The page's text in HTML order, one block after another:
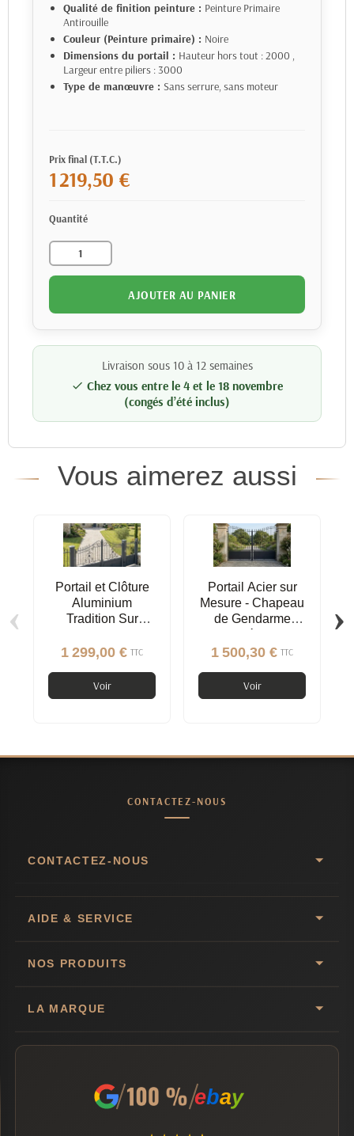
Qualité de finition peinture : Peinture Primaire
Antirouille
Couleur (Peinture primaire) : Noire
Dimensions du portail : Hauteur hors tout : 2000 ,
Largeur entre piliers : 3000
Type de manœuvre : Sans serrure, sans moteur
Prix final (T.T.C.)
1 219,50 €
Quantité
AJOUTER AU PANIER
Livraison sous 10 à 12 semaines
 Chez vous entre le 4 et le 18 novembre
(congés d’été inclus)
Vous aimerez aussi
Portail et Clôture
Aluminium
Tradition Sur
Forgé
1 299,00 € TTC
Voir
Portail Acier sur
Mesure - Chapeau
de Gendarme
Plein, Pointes,
1 500,30 € TTC
Voir
‹ ›
CONTACTEZ-NOUS
CONTACTEZ-NOUS
AIDE & SERVICE
NOS PRODUITS
LA MARQUE
ebay